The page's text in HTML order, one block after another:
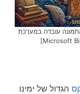
עובדה במערכת
הגדול של ימינו